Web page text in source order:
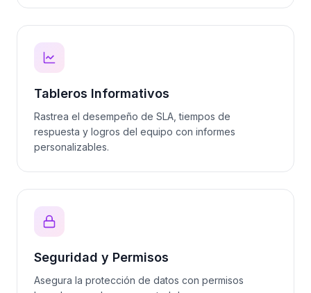
Tableros Informativos
Rastrea el desempeño de SLA, tiempos de
respuesta y logros del equipo con informes
personalizables.
Seguridad y Permisos
Asegura la protección de datos con permisos